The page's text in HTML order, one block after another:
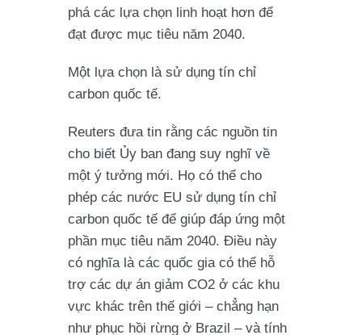
phá các lựa chọn linh hoạt hơn để
đạt được mục tiêu năm 2040.
Một lựa chọn là sử dụng tín chỉ
carbon quốc tế.
Reuters đưa tin rằng các nguồn tin
cho biết Ủy ban đang suy nghĩ về
một ý tưởng mới. Họ có thể cho
phép các nước EU sử dụng tín chỉ
carbon quốc tế để giúp đáp ứng một
phần mục tiêu năm 2040. Điều này
có nghĩa là các quốc gia có thể hỗ
trợ các dự án giảm CO2 ở các khu
vực khác trên thế giới – chẳng hạn
như phục hồi rừng ở Brazil – và tính